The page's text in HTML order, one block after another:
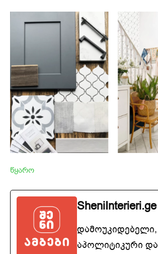
წყარო
SheniInterieri.ge
დამოუკიდებელი,
აპოლიტიკური და